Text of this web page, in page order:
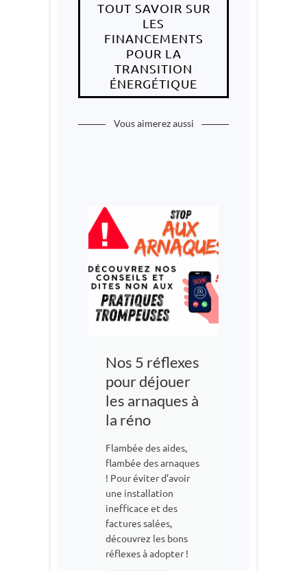
TOUT SAVOIR SUR
LES
FINANCEMENTS
POUR LA
TRANSITION
ÉNERGÉTIQUE
Vous aimerez aussi
Nos 5 réflexes
pour déjouer
les arnaques à
la réno
Flambée des aides,
flambée des arnaques
! Pour éviter d’avoir
une installation
inefficace et des
factures salées,
découvrez les bons
réflexes à adopter !